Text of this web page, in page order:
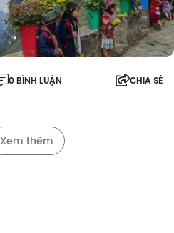
0 BÌNH LUẬN CHIA SẺ
Xem thêm